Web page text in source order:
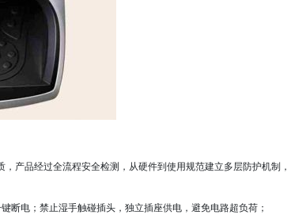
产品经过全流程安全检测，从硬件到使用规范建立多层防护机制，
断电；禁止湿手触碰插头，独立插座供电，避免电路超负荷；